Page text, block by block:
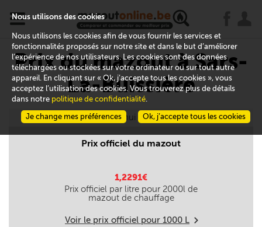
x
Prix du mazout à Sars-
La-Buissière
Aujourd'hui le 08/08
Prix officiel du mazout
1,2291€
Prix officiel par litre pour 2000l de
mazout de chauffage
Voir le prix officiel pour 1000 L m
Nous utilisons des cookies
Nous utilisons les cookies afin de vous fournir les services et
fonctionnalités proposés sur notre site et dans le but d’améliorer
l’expérience de nos utilisateurs. Les cookies sont des données
téléchargées ou stockées sur votre ordinateur ou sur tout autre
appareil. En cliquant sur « Ok, j’accepte tous les cookies », vous
acceptez l’utilisation des cookies. Vous trouverez plus de détails
dans notre politique de confidentialité.
Ok, j’accepte tous les cookies
Je change mes préférences